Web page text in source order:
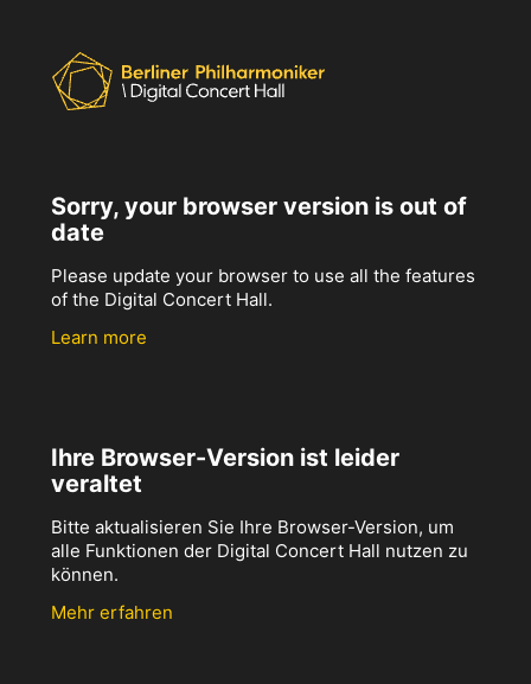
Sorry, your browser version is out of
date
Please update your browser to use all the features
of the Digital Concert Hall.
Learn more
Ihre Browser-Version ist leider
veraltet
Bitte aktualisieren Sie Ihre Browser-Version, um
alle Funktionen der Digital Concert Hall nutzen zu
können.
Mehr erfahren